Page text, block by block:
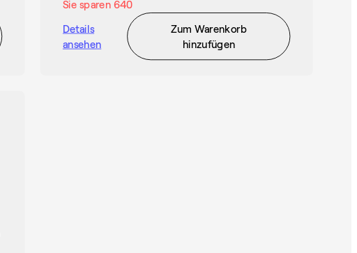
Sie sparen 640
Details
ansehen
Zum Warenkorb
hinzufügen